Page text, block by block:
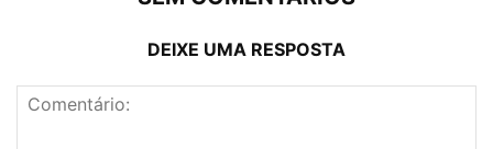
DEIXE UMA RESPOSTA